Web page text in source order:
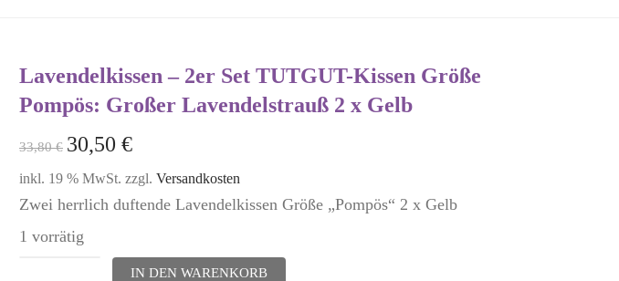
Lavendelkissen – 2er Set TUTGUT-Kissen Größe
Pompös: Großer Lavendelstrauß 2 x Gelb
33,80€ 30,50 €
inkl. 19 % MwSt. zzgl. Versandkosten
Zwei herrlich duftende Lavendelkissen Größe „Pompös“ 2 x Gelb
1 vorrätig
IN DEN WARENKORB